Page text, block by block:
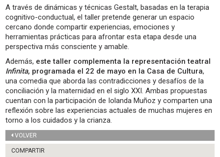
A través de dinámicas y técnicas Gestalt, basadas en la terapia
cognitivo-conductual, el taller pretende generar un espacio
cercano donde compartir experiencias, emociones y
herramientas prácticas para afrontar esta etapa desde una
perspectiva más consciente y amable.
Además, este taller complementa la representación teatral
Infinita, programada el 22 de mayo en la Casa de Cultura,
una comedia que aborda las contradicciones y desafíos de la
conciliación y la maternidad en el siglo XXI. Ambas propuestas
cuentan con la participación de Iolanda Muñoz y comparten una
reflexión sobre las experiencias actuales de muchas mujeres en
torno a los cuidados y la crianza.
VOLVER
COMPARTIR